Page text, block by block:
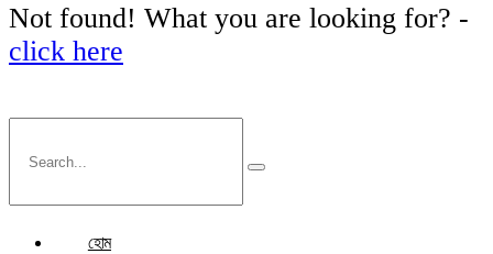
Not found! What you are looking for? -
click here
হোম